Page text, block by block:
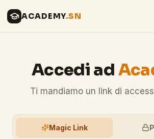
ACADEMY.SN
Accedi ad
Ti mandiamo un link di
Magic Link